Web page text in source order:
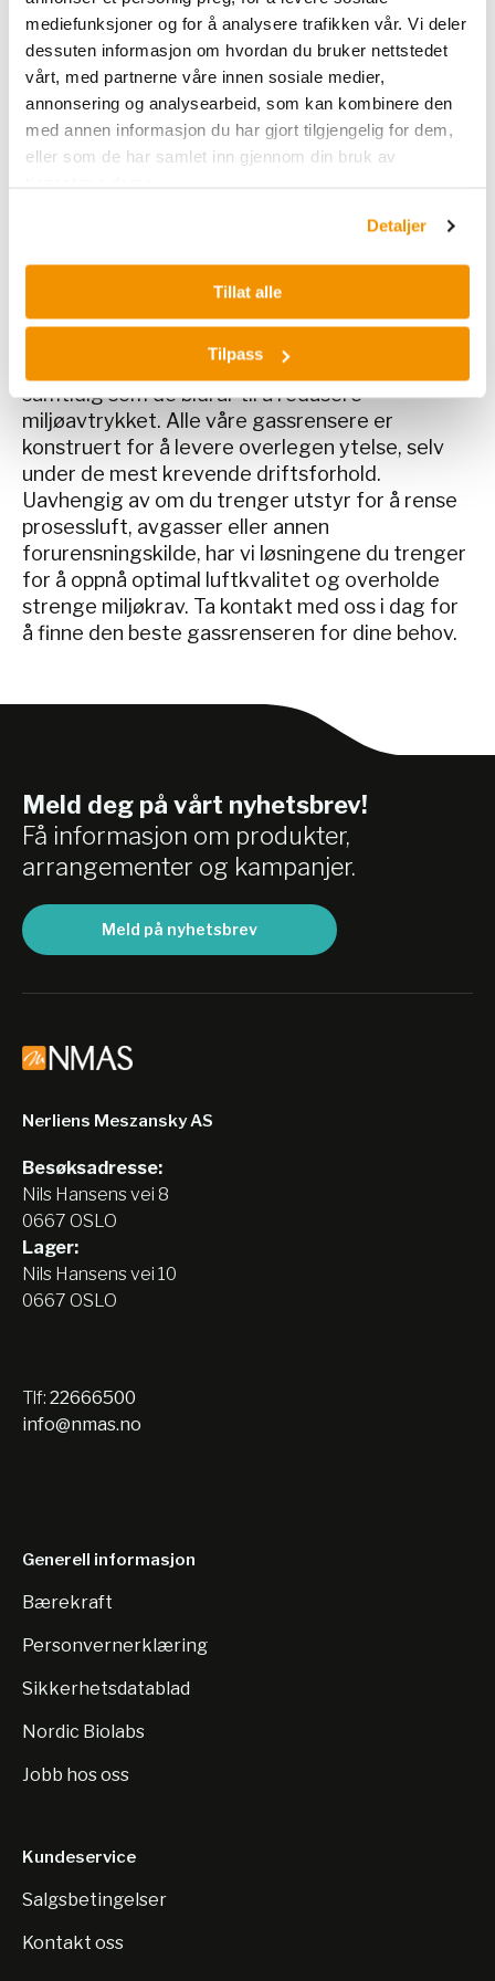
mediefunksjoner og for å analysere trafikken vår. Vi deler
dessuten informasjon om hvordan du bruker nettstedet
vårt, med partnerne våre innen sosiale medier,
annonsering og analysearbeid, som kan kombinere den
med annen informasjon du har gjort tilgjengelig for dem,
eller som de har samlet inn gjennom din bruk av
Detaljer
Tillat alle
Tilpass
Hos Nerliens Meszansky tilbyr vi et omfattende
utvalg av høykvalitets gassrensere (gas
scrubbers) for industrielle applikasjoner.
Avansert teknologi for effektiv
gassrensing
filtersystemer og renseteknologier som sikrer
høy effektivitet og pålitelighet. Gjennom nøye
utvalgte materialer og innovative
designløsninger, oppnår vi svært lave trykkfall
i betydelige driftsbesparelser for våre kunder,
samtidig som de bidrar til å redusere
miljøavtrykket. Alle våre gassrensere er
konstruert for å levere overlegen ytelse, selv
under de mest krevende driftsforhold.
Uavhengig av om du trenger utstyr for å rense
prosessluft, avgasser eller annen
forurensningskilde, har vi løsningene du trenger
for å oppnå optimal luftkvalitet og overholde
strenge miljøkrav. Ta kontakt med oss i dag for
å finne den beste gassrenseren for dine behov.
Meld deg på vårt nyhetsbrev!
Få informasjon om produkter,
arrangementer og kampanjer.
Meld på nyhetsbrev
Nerliens Meszansky AS
Besøksadresse:
Nils Hansens vei 8
0667 OSLO
Lager:
Nils Hansens vei 10
0667 OSLO
Tlf: 22666500
info@nmas.no
Generell informasjon
Bærekraft
Personvernerklæring
Sikkerhetsdatablad
Nordic Biolabs
Jobb hos oss
Kundeservice
Salgsbetingelser
Kontakt oss